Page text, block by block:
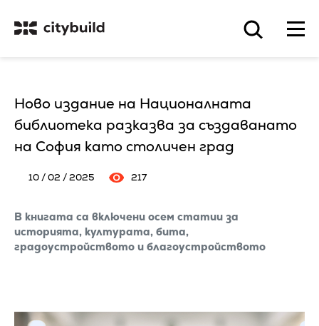
Ново издание на Националната
библиотека разказва за създаванато
на София като столичен град
10 / 02 / 2025 217
В книгата са включени осем статии за
историята, културата, бита,
градоустройството и благоустройството